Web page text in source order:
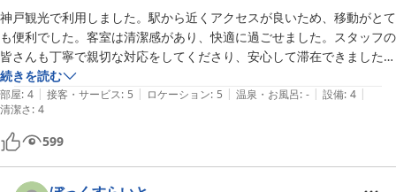
神戸観光で利用しました。駅から近くアクセスが良いため、移動がとて
も便利でした。客室は清潔感があり、快適に過ごせました。スタッフの
皆さんも丁寧で親切な対応をしてくださり、安心して滞在できました。
周辺には飲食店やコンビニもあり、立地の良さを実感しました。価格以
上の満足感があり、神戸を訪れる際にはぜひまた利用したいと思いま
す。ありがとうございました。
続きを読む
部屋: 4 | 接客・サービス: 5 | ロケーション: 5 | 温泉・お風呂: - | 設備: 4 |
清潔さ: 4
599